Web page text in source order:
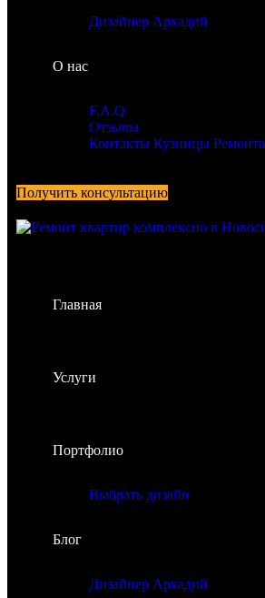
Дизайнер Аркадий
О нас
F.A.Q
Отзывы
Контакты Кузницы Ремонта
Получить консультацию
Главная
Услуги
Портфолио
Выбрать дизайн
Блог
Дизайнер Аркадий